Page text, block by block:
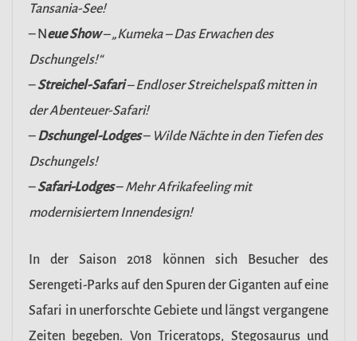
Tansania-See!
– Neue Show – „Kumeka –Das Erwachen des
Dschungels!“
–Streichel-Safari– Endloser Streichelspaß mitten in
der Abenteuer-Safari!
–Dschungel-Lodges– Wilde Nächte in den Tiefen des
Dschungels!
–Safari-Lodges–Mehr Afrikafeeling mit
modernisiertem Innendesign!
In der Saison 2018 können sich Besucher des
Serengeti-Parks auf den Spuren der Giganten auf eine
Safari in unerforschte Gebiete und längst vergangene
Zeiten begeben. Von Triceratops, Stegosaurus und